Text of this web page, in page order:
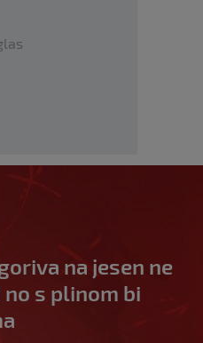
na jesen ne
s plinom bi